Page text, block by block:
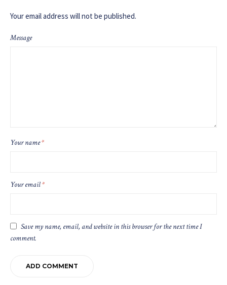
Your email address will not be published.
Message
Your name*
Your email*
Save my name, email, and website in this browser for the next time I
comment.